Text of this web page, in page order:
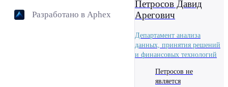
Разработано в Aphex
Петросов Давид
Арегович
Департамент анализа
данных, принятия решений
и финансовых технологий
Петросов не
является